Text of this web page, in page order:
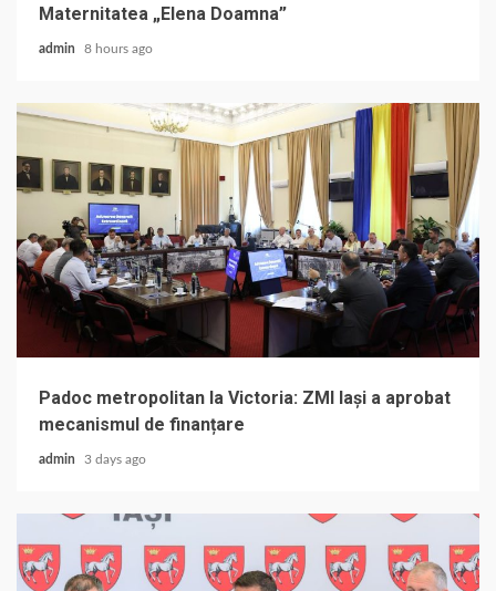
Maternitatea „Elena Doamna”
admin 8 hours ago
Padoc metropolitan la Victoria: ZMI Iași a aprobat
mecanismul de finanțare
admin 3 days ago